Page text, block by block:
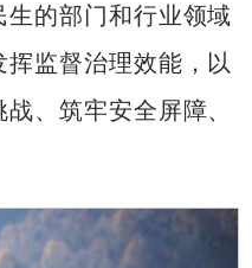
的部门和行业领域
监督治理效能，以
、筑牢安全屏障、